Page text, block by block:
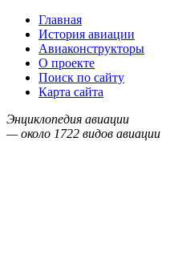
Главная
История авиации
Авиаконструкторы
О проекте
Поиск по сайту
Карта сайта
Энциклопедия авиации
— около 1722 видов авиации